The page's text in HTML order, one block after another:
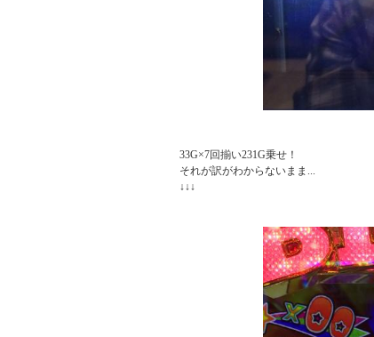
33G×7回揃い231G乗せ！
それが訳がわからないまま...
↓↓↓